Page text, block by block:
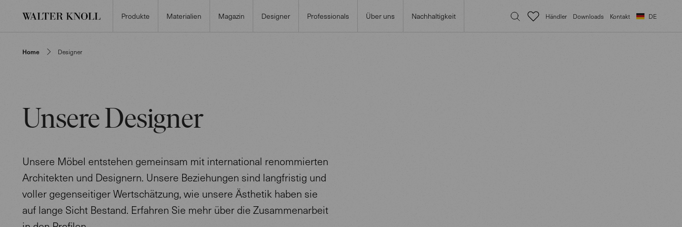
Produkte Materialien Magazin Designer Professionals Über uns Nachhaltigkeit Händler Downloads Kontakt DE
Home Designer
Unsere Designer
Unsere Möbel entstehen gemeinsam mit international renommierten
Architekten und Designern. Unsere Beziehungen sind langfristig und
voller gegenseitiger Wertschätzung, wie unsere Ästhetik haben sie
auf lange Sicht Bestand. Erfahren Sie mehr über die Zusammenarbeit